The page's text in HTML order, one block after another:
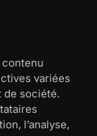
variées
de société.
l’analyse,